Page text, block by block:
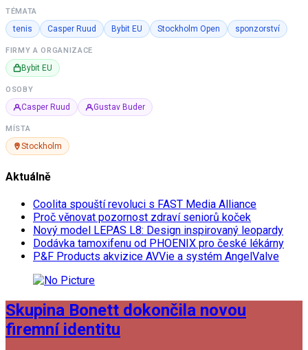
TÉMATA
tenis Casper Ruud Bybit EU Stockholm Open sponzorství
FIRMY A ORGANIZACE
Bybit EU
OSOBY
Casper Ruud Gustav Buder
MÍSTA
Stockholm
Aktuálně
Coolita spouští revoluci s FAST Media Alliance
Proč věnovat pozornost zdraví seniorů koček
Nový model LEPAS L8: Design inspirovaný leopardy
Dodávka tamoxifenu od PHOENIX pro české lékárny
P&F Products akvizice AVVie a systém AngelValve
Skupina Bonett dokončila novou
firemní identitu